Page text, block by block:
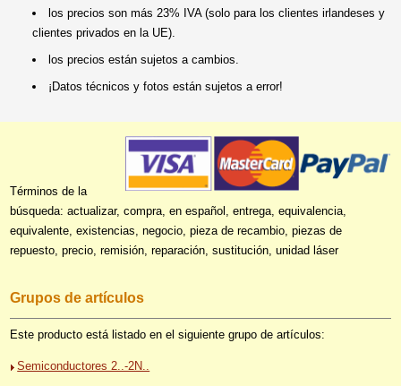
los precios son más 23% IVA (solo para los clientes irlandeses y
clientes privados en la UE).
los precios están sujetos a cambios.
¡Datos técnicos y fotos están sujetos a error!
Términos de la
búsqueda: actualizar, compra, en español, entrega, equivalencia,
equivalente, existencias, negocio, pieza de recambio, piezas de
repuesto, precio, remisión, reparación, sustitución, unidad láser
Grupos de artículos
Este producto está listado en el siguiente grupo de artículos:
Semiconductores 2..-2N..